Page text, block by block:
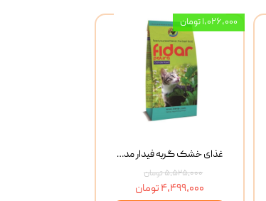
غذای خشک گربه فیدار مدل Adult وزن 10 کیلوگرم
۵,۵۲۵,۰۰۰ تومان
۴,۴۹۹,۰۰۰ تومان
۱,۰۲۶,۰۰۰ تومان